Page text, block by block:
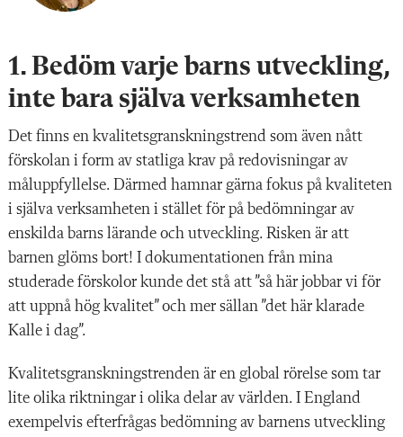
1. Bedöm varje barns utveckling,
inte bara själva verksamheten
Det finns en kvalitetsgranskningstrend som även nått
förskolan i form av statliga krav på redovisningar av
måluppfyllelse. Därmed hamnar gärna fokus på kvaliteten
i själva verksamheten i stället för på bedömningar av
enskilda barns lärande och utveckling. Risken är att
barnen glöms bort! I dokumentationen från mina
studerade förskolor kunde det stå att ”så här jobbar vi för
att uppnå hög kvalitet” och mer sällan ”det här klarade
Kalle i dag”.
Kvalitetsgranskningstrenden är en global rörelse som tar
lite olika riktningar i olika delar av världen. I England
exempelvis efterfrågas bedömning av barnens utveckling